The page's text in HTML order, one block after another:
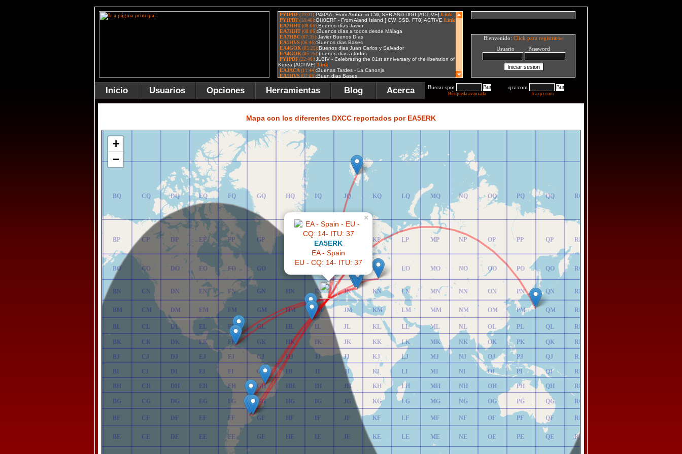
Bienvenido: Click para registrarse
Usuario Password
Inicio Usuarios Opciones Herramientas Blog Acerca Buscar spot
Búsqueda avanzada
qrz.com
Ir a qrz.com
Mapa con los diferentes DXCC reportados por EA5ERK
BE
BF
BG
BH
BI
BJ
BK
BL
BM
BN
BO
BP
BQ
BR
CE
CF
CG
CH
CI
CJ
CK
CL
CM
CN
CO
CP
CQ
CR
DE
DF
DG
DH
DI
DJ
DK
DL
DM
DN
DO
DP
DQ
DR
EE
EF
EG
EH
EI
EJ
EK
EL
EM
EN
EO
EP
EQ
ER
FE
FF
FG
FH
FI
FJ
FK
FL
FM
FN
FO
FP
FQ
FR
GE
GF
GG
GH
GI
GJ
GK
GL
GM
GN
GO
GP
GQ
GR
HE
HF
HG
HJ
HK
HL
HM
HN
HQ
HR
IE
IF
IG
IJ
IK
IL
IM
IN
IO
IP
IQ
IR
JE
JF
JG
JH
JI
JJ
JK
JL
JM
JN
JQ
JR
KE
KF
KG
KH
KI
KJ
KK
KL
KM
KN
KO
KP
KQ
KR
LE
LF
LG
LH
LI
LJ
LK
LL
LM
LN
LO
LP
LQ
LR
ME
MF
MG
MH
MI
MJ
MK
ML
MM
MN
MO
MP
MQ
MR
NE
NF
NG
NH
NI
NJ
NK
NL
NM
NN
NO
NP
NQ
NR
OE
OF
OG
OH
OI
OJ
OK
OL
OM
ON
OO
OP
OQ
OR
PE
PF
PG
PH
PI
PJ
PK
PL
PM
PN
PO
PP
PQ
PR
QE
QF
QG
QH
QI
QJ
QK
QL
QM
QN
QO
QP
QQ
QR
RE
RF
RG
RH
RI
RJ
RK
RL
RM
RN
RO
RP
RQ
RR
EA5ERK
EA - Spain
EU - CQ: 14- ITU: 37
×
+
−